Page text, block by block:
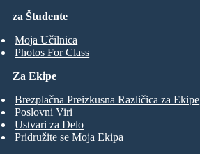
za Študente
Moja Učilnica
Photos For Class
Za Ekipe
Brezplačna Preizkusna Različica za Ekipe
Poslovni Viri
Ustvari za Delo
Pridružite se Moja Ekipa